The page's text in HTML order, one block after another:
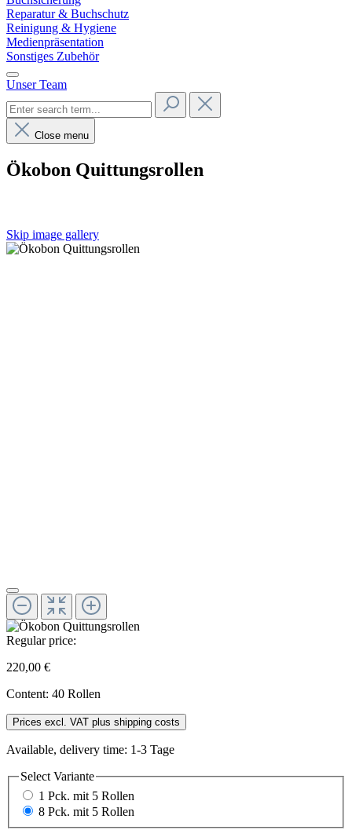
Reparatur & Buchschutz
Reinigung & Hygiene
Medienpräsentation
Sonstiges Zubehör
Unser Team
Close menu
Ökobon Quittungsrollen
Skip image gallery
Regular price:
220,00 €
Content: 40 Rollen
Prices excl. VAT plus shipping costs
Available, delivery time: 1-3 Tage
Select Variante
1 Pck. mit 5 Rollen
8 Pck. mit 5 Rollen